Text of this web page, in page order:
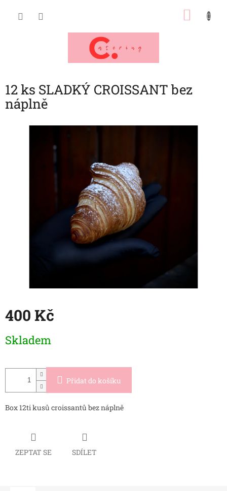
12 ks SLADKÝ CROISSANT bez
náplně
400 Kč
cena:
Skladem
Přidat do košíku
Box 12ti kusů croissantů bez náplně
ZEPTAT SE SDÍLET